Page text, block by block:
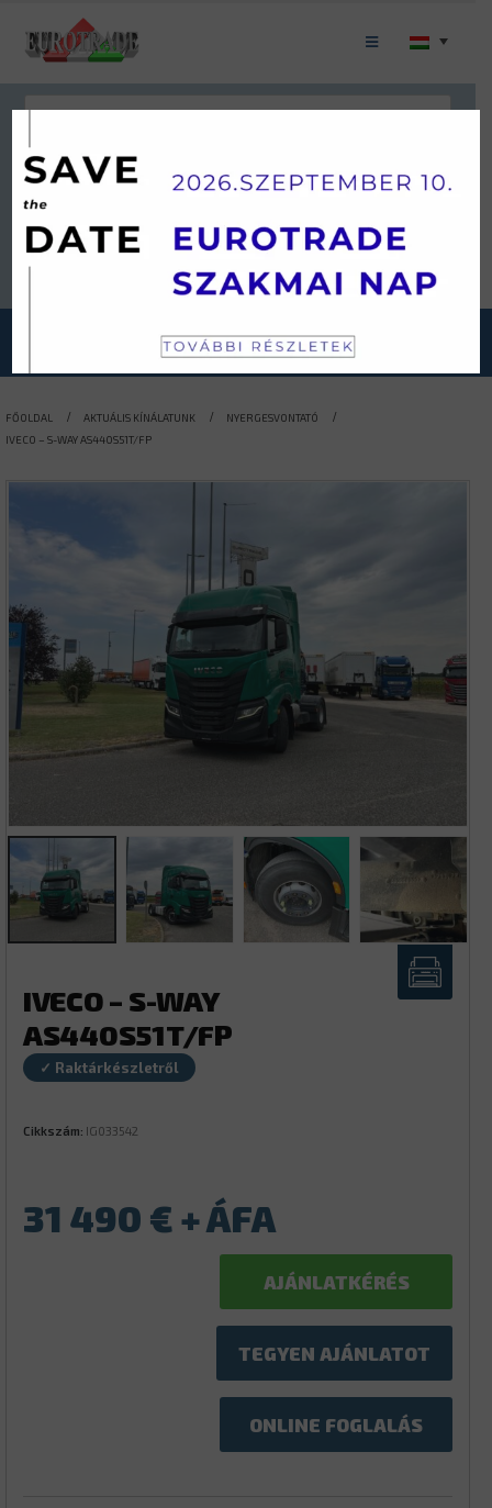
Keresés
JÁRMŰKATEGÓRIÁINK
FŐOLDAL AKTUÁLIS KÍNÁLATUNK
NYERGESVONTATÓ
IVECO – S-WAY AS440S51T/FP
IVECO – S-WAY
AS440S51T/FP
✓ Raktárkészletről
Cikkszám: IG033542
31 490 €
AJÁNLATKÉRÉS
TEGYEN AJÁNLATOT
ONLINE FOGLALÁS